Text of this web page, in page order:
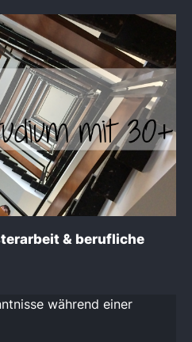
& berufliche